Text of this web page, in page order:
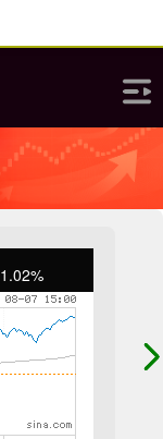
1.02%